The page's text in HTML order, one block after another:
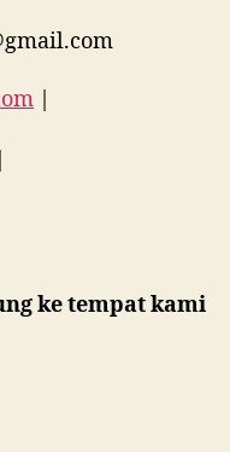
|
|
ke tempat kami